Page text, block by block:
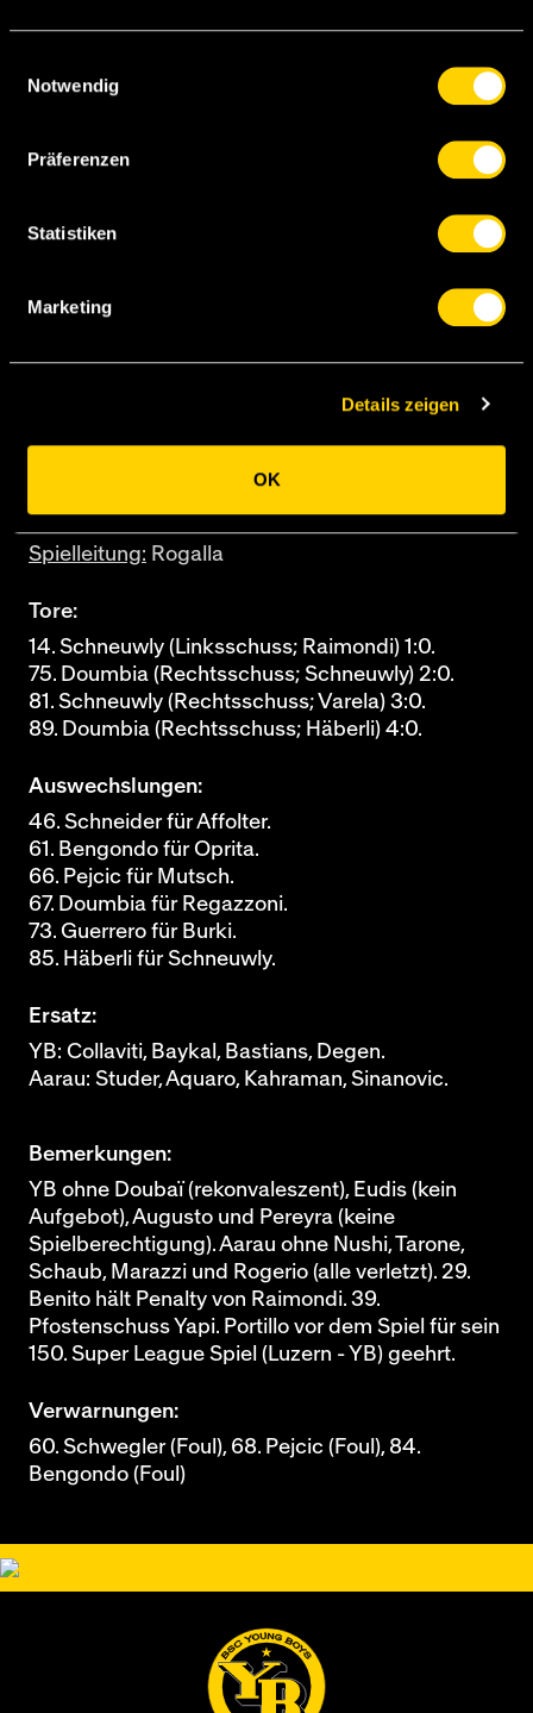
Notwendig
Präferenzen
Statistiken
Marketing
Details zeigen
OK
R.
Komornicki
STADE DE SUISSE
Zuschauende:13303
Spielleitung: Rogalla
Tore:
14. Schneuwly (Linksschuss; Raimondi) 1:0.
75. Doumbia (Rechtsschuss; Schneuwly) 2:0.
81. Schneuwly (Rechtsschuss; Varela) 3:0.
89. Doumbia (Rechtsschuss; Häberli) 4:0.
Auswechslungen:
46. Schneider für Affolter.
61. Bengondo für Oprita.
66. Pejcic für Mutsch.
67. Doumbia für Regazzoni.
73. Guerrero für Burki.
85. Häberli für Schneuwly.
Ersatz:
YB: Collaviti, Baykal, Bastians, Degen.
Aarau: Studer, Aquaro, Kahraman, Sinanovic.
Bemerkungen:
YB ohne Doubaï (rekonvaleszent), Eudis (kein
Aufgebot), Augusto und Pereyra (keine
Spielberechtigung). Aarau ohne Nushi, Tarone,
Schaub, Marazzi und Rogerio (alle verletzt). 29.
Benito hält Penalty von Raimondi. 39.
Pfostenschuss Yapi. Portillo vor dem Spiel für sein
150. Super League Spiel (Luzern - YB) geehrt.
Verwarnungen:
60. Schwegler (Foul), 68. Pejcic (Foul), 84.
Bengondo (Foul)